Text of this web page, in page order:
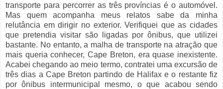
transporte para percorrer as três províncias é o automóvel.
Mas quem acompanha meus relatos sabe da minha
relutância em dirigir no exterior. Verifiquei que as cidades
que pretendia visitar são ligadas por ônibus, que utilizei
bastante. No entanto, a malha de transporte na atração que
mais queria conhecer, Cape Breton, era quase inexistente.
Acabei chegando ao meio termo, contratei uma excursão de
três dias a Cape Breton partindo de Halifax e o restante fiz
por ônibus intermunicipal mesmo, o que acabou sendo